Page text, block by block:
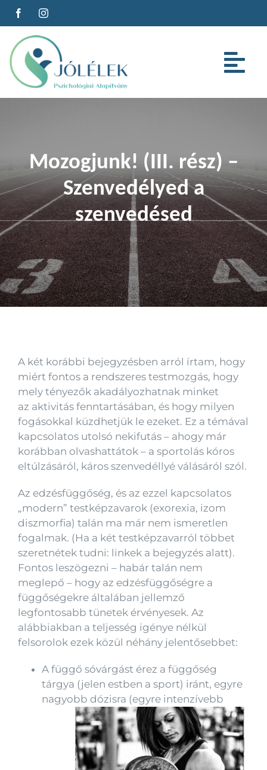
Kihagyás
Cégeknek
Oktatás
Cikkeink
Kapcsolat
Mozogjunk! (III. rész) –
Szenvedélyed a
szenvedésed
A két korábbi bejegyzésben arról írtam, hogy
miért fontos a rendszeres testmozgás, hogy
mely tényezők akadályozhatnak minket
az aktivitás fenntartásában, és hogy milyen
fogásokkal küzdhetjük le ezeket. Ez a témával
kapcsolatos utolsó nekifutás – ahogy már
korábban olvashattátok – a sportolás kóros
eltúlzásáról, káros szenvedéllyé válásáról szól.
Az edzésfüggőség, és az ezzel kapcsolatos
„modern” testképzavarok (exorexia, izom
diszmorfia) talán ma már nem ismeretlen
fogalmak. (Ha a két testképzavarról többet
szeretnétek tudni: linkek a bejegyzés alatt).
Fontos leszögezni – habár talán nem
meglepő – hogy az edzésfüggőségre a
függőségekre általában jellemző
legfontosabb tünetek érvényesek. Az
alábbiakban a teljesség igénye nélkül
felsorolok ezek közül néhány jelentősebbet:
A függő sóvárgást érez a függőség
tárgya (jelen estben a sport) iránt, egyre
nagyobb dózisra (egyre intenzívebb